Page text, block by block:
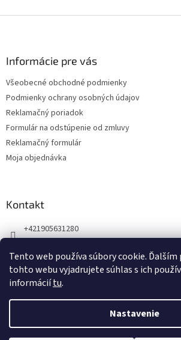
Tento web používa súbory cookie.
tohto webu vyjadrujete súhlas s ich
informáciítu.
Nastavenie
Informácie pre vás
Všeobecné obchodné podmienky
Podmienky ochrany osobných údajov
Reklamačný poriadok
Formulár na odstúpenie od zmluvy
Reklamačný formulár
Moja objednávka
Kontakt
+421905631280
123zdravie.sk/
Vytvoril Shoptet